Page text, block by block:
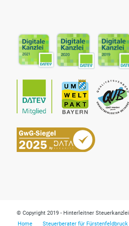
© Copyright 2019 - Hinterleitner Steuerkanzlei
Home
Steuerberater für Fürstenfeldbruck